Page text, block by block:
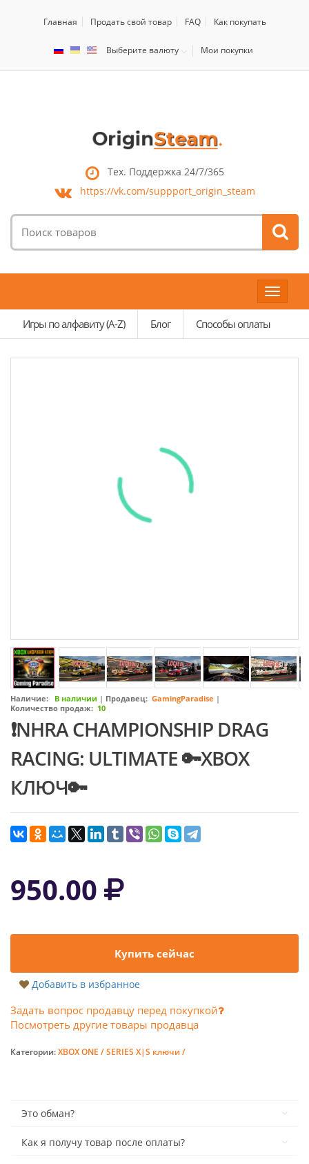
Главная Продать свой товар FAQ Как покупать
Выберите валюту Мои покупки
Тех. Поддержка 24/7/365
https://vk.com/suppport_origin_steam
товаров:
Toggle
Игры по алфавиту (A-Z)
Блог Способы оплаты
Наличие: В наличии | Продавец: GamingParadise |
Количество продаж: 10
❗NHRA CHAMPIONSHIP DRAG
RACING: ULTIMATE 🔑XBOX
КЛЮЧ🔑
950.00
Купить сейчас
Добавить в избранное
Задать вопрос продавцу перед покупкой
Посмотреть другие товары продавца
Категории:XBOX ONE / SERIES X|S ключи /
Это обман?
Как я получу товар после оплаты?